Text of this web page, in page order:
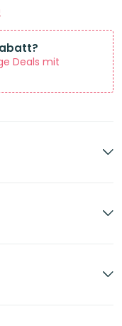
Deals mit